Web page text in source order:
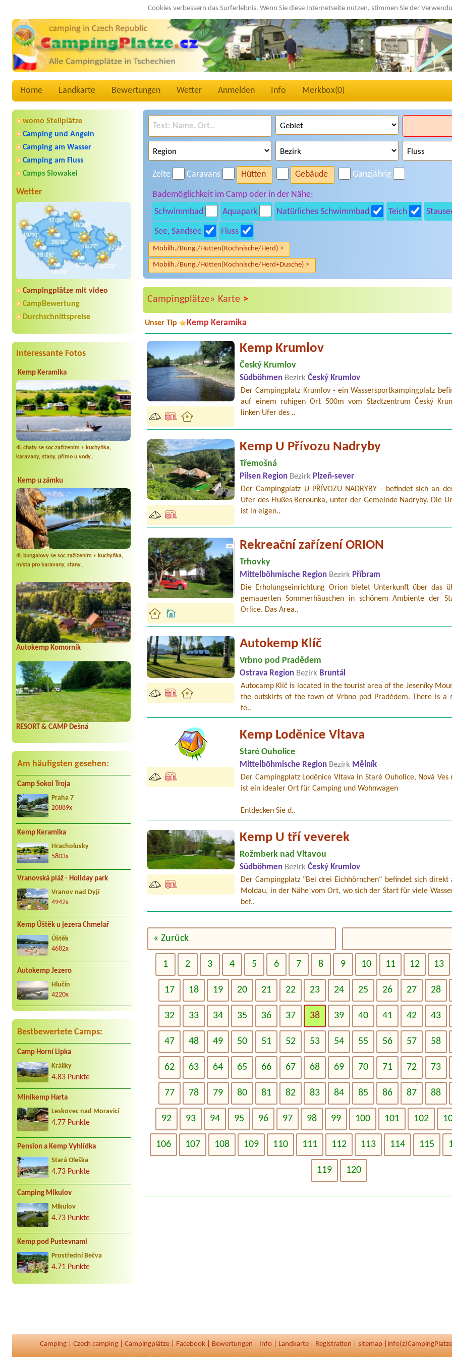
Cookies verbessern das Surferlebnis. Wenn Sie diese Internetseite nutzen, stimmen Sie der
Home Landkarte Bewertungen Wetter Anmelden Info Merkbox(0)
womo Stellplätze
Camping und Angeln
Camping am Wasser
Camping am Fluss
Camps Slowakei
Wetter
Campingplätze mit video
CampBewertung
Durchschnittspreise
Interessante Fotos
Kemp Keramika
4L chaty se soc.zažízením + kuchyňka,
karavany, stany, přímo u vody..
Kemp u zámku
4L bungalovy se soc.zažízením + kuchyňka,
místa pro karavany, stany..
Autokemp Komorník
RESORT & CAMP Dešná
Am häufigsten gesehen:
Camp Sokol Troja
Praha 7
20889x
Kemp Keramika
Hracholusky
5803x
Vranovská pláž - Holiday park
Vranov nad Dyjí
4942x
Kemp Úštěk u jezera Chmelař
Úštěk
4682x
Autokemp Jezero
Hlučín
4220x
Bestbewertete Camps:
Camp Horní Lipka
Králíky
4.83 Punkte
Minikemp Harta
Leskovec nad Moravicí
4.77 Punkte
Pension a Kemp Vyhlídka
Stará Oleška
4.73 Punkte
Camping Mikulov
Mikulov
4.73 Punkte
Kemp pod Pustevnami
Prostřední Bečva
4.71 Punkte
Zelte Caravans Hütten Gebäude Ganzjährig
Bademöglichkeit im Camp oder in der Nähe:
Schwimmbad
Aquapark Natürliches Schwimmbad Teich
See, Sandsee Fluss
Mobilh./Bung./Hütten(Kochnische/Herd) >
Mobilh./Bung./Hütten(Kochnische/Herd+Dusche) >
Campingplätze» Karte >
Unser Tip Kemp Keramika
Kemp Krumlov
Český Krumlov
Südböhmen Bezirk Český Krumlov
Der Campingplatz Krumlov - ein Wassersportkampingplatz
auf einem ruhigen Ort 500m vom Stadtzentrum Český
linken Ufer des ..
Kemp U Přívozu Nadryby
Třemošná
Pilsen Region Bezirk Plzeň-sever
Der Campingplatz U PŘÍVOZU NADRYBY - befindet sich an
Ufer des Flußes Berounka, unter der Gemeinde Nadryby. Die
ist in eigen..
Rekreační zařízení ORION
Trhovky
Mittelböhmische Region Bezirk Příbram
Die Erholungseinrichtung Orion bietet Unterkunft über das
gemauerten Sommerhäuschen in schönem Ambiente der
Orlice. Das Area..
Autokemp Klíč
Vrbno pod Pradědem
Ostrava Region Bezirk Bruntál
Autocamp Klíč is located in the tourist area of the Jeseníky
the outskirts of the town of Vrbno pod Pradědem. There is a
fe..
Kemp Loděnice Vltava
Staré Ouholice
Mittelböhmische Region Bezirk Mělník
Der Campingplatz Loděnice Vltava in Staré Ouholice, Nová Ves
ist ein idealer Ort für Camping und Wohnwagen
Entdecken Sie d..
Kemp U tří veverek
Rožmberk nad Vltavou
Südböhmen Bezirk Český Krumlov
Der Campingplatz "Bei drei Eichhörnchen" befindet sich direkt
Moldau, in der Nähe vom Ort, wo sich der Start für viele
bef..
« Zurück
1 2 3 4 5 6 7 8 9 10 11 12 13
17 18 19 20 21 22 23 24 25 26 27 28
32 33 34 35 36 37 38 39 40 41 42 43
47 48 49 50 51 52 53 54 55 56 57 58
62 63 64 65 66 67 68 69 70 71 72 73
77 78 79 80 81 82 83 84 85 86 87 88
92 93 94 95 96 97 98 99 100 101 102
106 107 108 109 110 111 112 113 114 115
119 120
Camping Czech camping Campingplätze Facebook Bewertungen Info Landkarte Registration sitemap